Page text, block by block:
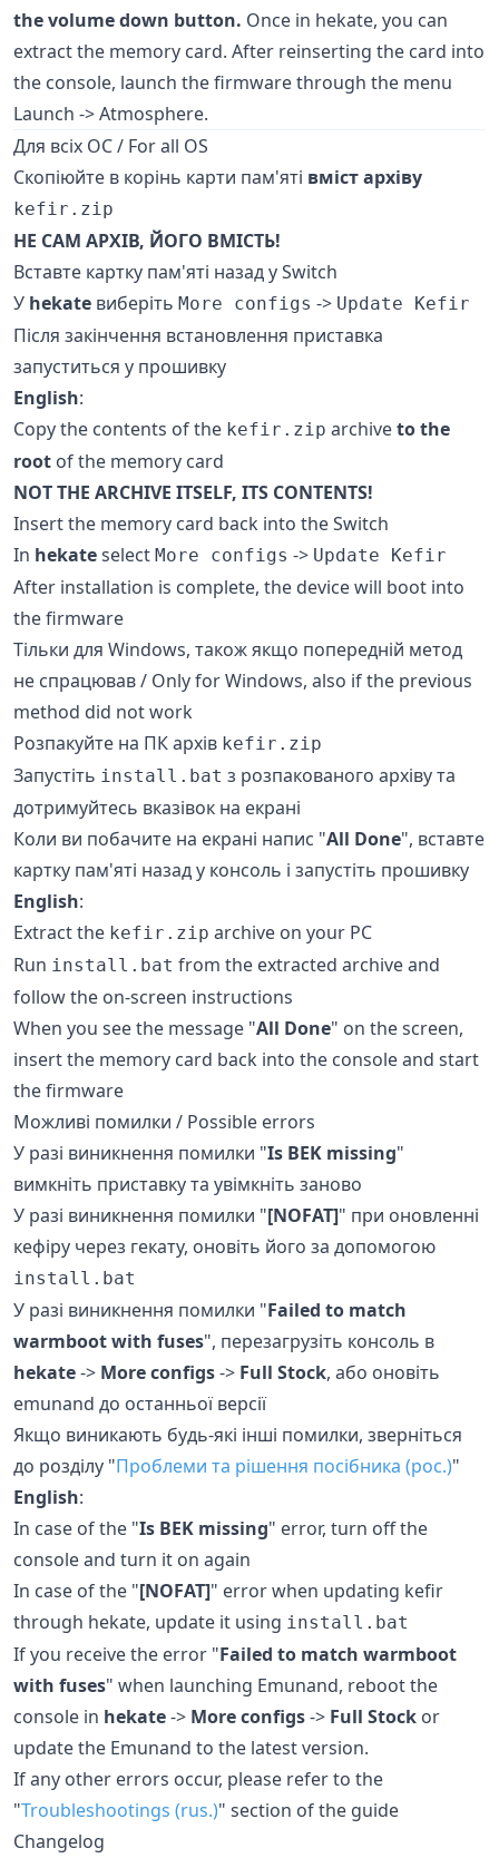
the volume down button. Once in hekate, you can
extract the memory card. After reinserting the card into
the console, launch the firmware through the menu
Launch -> Atmosphere.
Для всіх ОС / For all OS
Скопіюйте в корінь карти пам'яті вміст архіву
kefir.zip
НЕ САМ АРХІВ, ЙОГО ВМІСТЬ!
Вставте картку пам'яті назад у Switch
У hekate виберіть More configs -> Update Kefir
Після закінчення встановлення приставка
запуститься у прошивку
English:
Copy the contents of the kefir.zip archiveto the
root of the memory card
NOT THE ARCHIVE ITSELF, ITS CONTENTS!
Insert the memory card back into the Switch
In hekateselect More configs -> Update Kefir
After installation is complete, the device will boot into
the firmware
Тільки для Windows, також якщо попередній метод
не спрацював / Only for Windows, also if the previous
method did not work
Розпакуйте на ПК архів kefir.zip
Запустіть install.bat з розпакованого архіву та
дотримуйтесь вказівок на екрані
Коли ви побачите на екрані напис "All Done", вставте
картку пам'яті назад у консоль і запустіть прошивку
English:
Extract the kefir.zip archive on your PC
Run install.bat from the extracted archive and
follow the on-screen instructions
When you see the message "All Done" on the screen,
insert the memory card back into the console and start
the firmware
Можливі помилки / Possible errors
У разі виникнення помилки "Is BEK missing"
вимкніть приставку та увімкніть заново
У разі виникнення помилки "[NOFAT]" при оновленні
кефіру через гекату, оновіть його за допомогою
install.bat
У разі виникнення помилки "Failed to match
warmboot with fuses", перезагрузіть консоль в
hekate-> More configs-> Full Stock, або оновіть
emunand до останньої версії
Якщо виникають будь-які інші помилки, зверніться
до розділу "Проблеми та рішення посібника (рос.)"
English:
In case of the "Is BEK missing" error, turn off the
console and turn it on again
In case of the "[NOFAT]" error when updating kefir
through hekate, update it using install.bat
If you receive the error "Failed to match warmboot
with fuses" when launching Emunand, reboot the
console in hekate-> More configs-> Full Stock or
update the Emunand to the latest version.
If any other errors occur, please refer to the
"Troubleshootings (rus.)" section of the guide
Changelog